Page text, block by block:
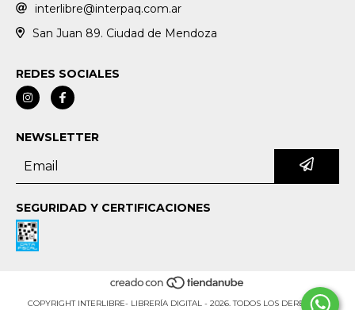
interlibre@interpaq.com.ar
San Juan 89. Ciudad de Mendoza
REDES SOCIALES
NEWSLETTER
SEGURIDAD Y CERTIFICACIONES
COPYRIGHT INTERLIBRE- LIBRERÍA DIGITAL - 2026. TODOS LOS DERECHOS